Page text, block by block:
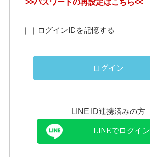
>>パスワードの再設定はこちら<<
ログインIDを記憶する
ログイン
LINE ID連携済みの方
LINEでログイン